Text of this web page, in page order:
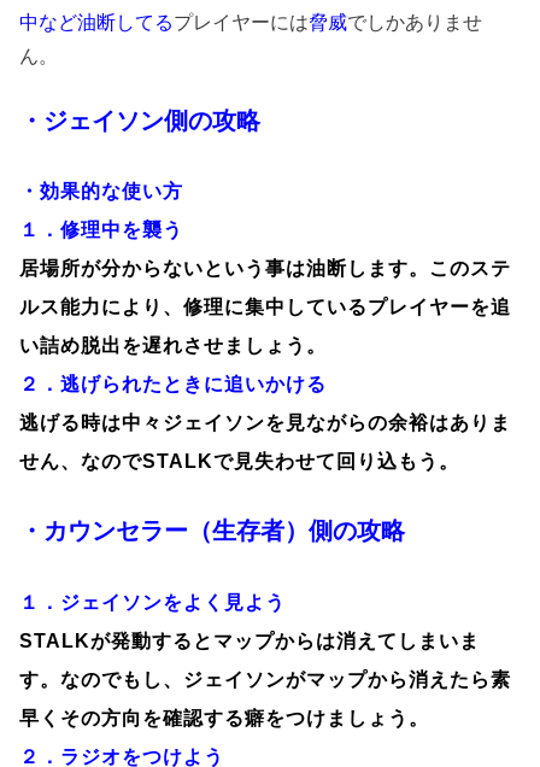
中など油断してるプレイヤーには脅威でしかありませ
ん。
・ジェイソン側の攻略
・効果的な使い方
１．修理中を襲う
居場所が分からないという事は油断します。このステ
ルス能力により、修理に集中しているプレイヤーを追
い詰め脱出を遅れさせましょう。
２．逃げられたときに追いかける
逃げる時は中々ジェイソンを見ながらの余裕はありま
せん、なのでSTALKで見失わせて回り込もう。
・カウンセラー（生存者）側の攻略
１．ジェイソンをよく見よう
STALKが発動するとマップからは消えてしまいま
す。なのでもし、ジェイソンがマップから消えたら素
早くその方向を確認する癖をつけましょう。
２．ラジオをつけよう